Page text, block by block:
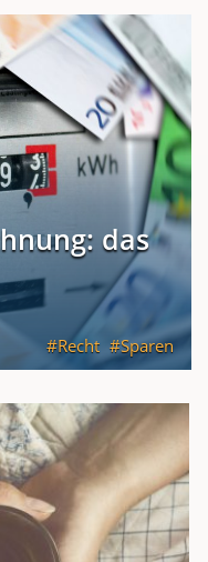
das
Recht
Sparen